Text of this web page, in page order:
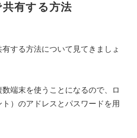
有する方法
する方法について見てきましょ
端末を使うことになるので、ロ
）のアドレスとパスワードを用